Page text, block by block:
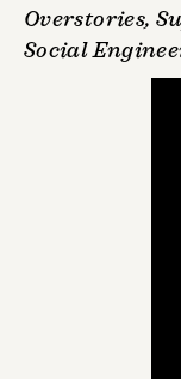
Overstories,
Social